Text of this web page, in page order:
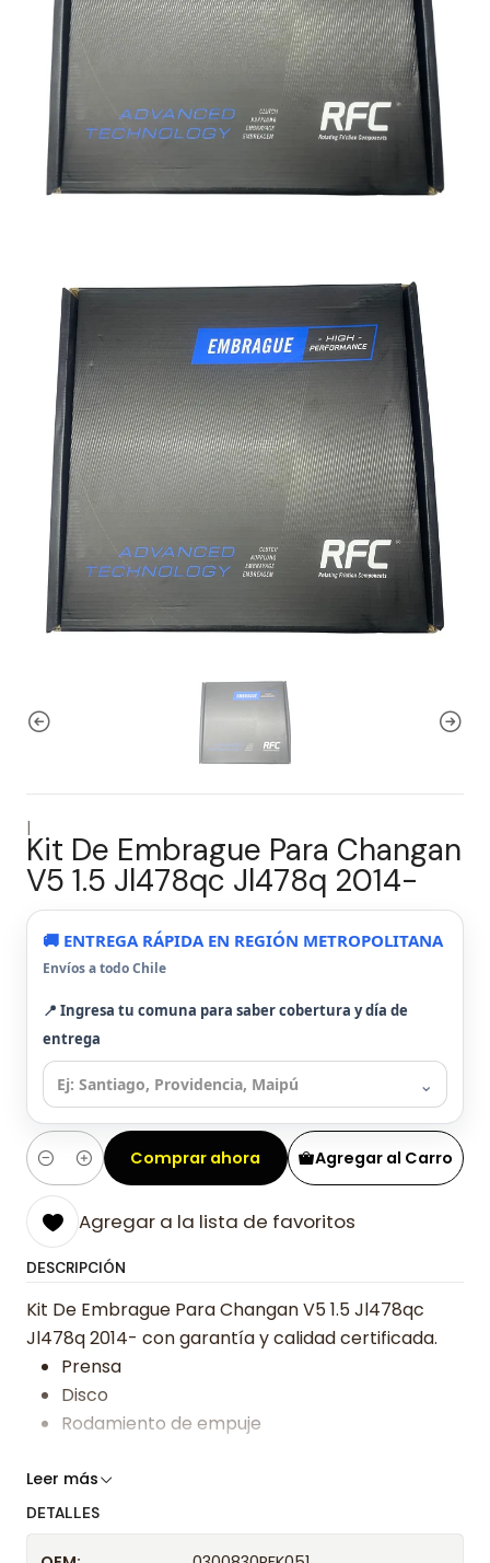
|
Kit De Embrague Para Changan
V5 1.5 Jl478qc Jl478q 2014-
🚚 ENTREGA RÁPIDA EN REGIÓN METROPOLITANA
Envíos a todo Chile
📍 Ingresa tu comuna para saber cobertura y día de
entrega
⌄
Cantidad
Agregar al Carro
Comprar ahora
Agregar a la lista de favoritos
DESCRIPCIÓN
Kit De Embrague Para Changan V5 1.5 Jl478qc
Jl478q 2014- con garantía y calidad certificada.
Prensa
Disco
Rodamiento de empuje
Somos especialistas en embragues desde 2019,
Leer más
DETALLES